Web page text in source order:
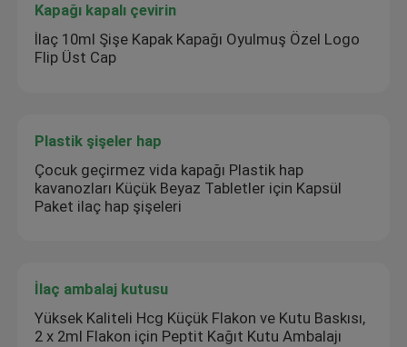
Manuel Flakon kıvırıcı
Alışveriş Kağıt Torbası
Kapağı kapalı çevirin
İlaç 10ml Şişe Kapak Kapağı Oyulmuş Özel Logo
Flip Üst Cap
Plastik şişeler hap
Çocuk geçirmez vida kapağı Plastik hap
kavanozları Küçük Beyaz Tabletler için Kapsül
Paket ilaç hap şişeleri
İlaç ambalaj kutusu
Yüksek Kaliteli Hcg Küçük Flakon ve Kutu Baskısı,
2 x 2ml Flakon için Peptit Kağıt Kutu Ambalajı